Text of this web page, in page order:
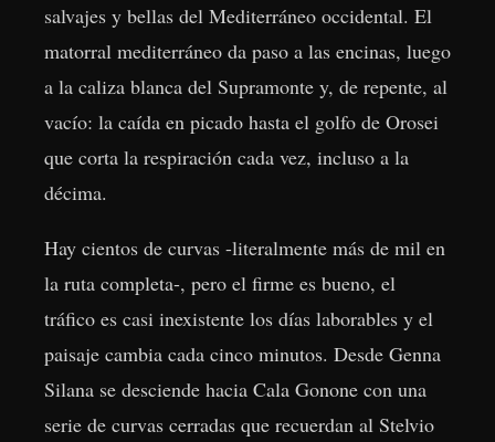
salvajes y bellas del Mediterráneo occidental. El
matorral mediterráneo da paso a las encinas, luego
a la caliza blanca del Supramonte y, de repente, al
vacío: la caída en picado hasta el golfo de Orosei
que corta la respiración cada vez, incluso a la
décima.
Hay cientos de curvas -literalmente más de mil en
la ruta completa-, pero el firme es bueno, el
tráfico es casi inexistente los días laborables y el
paisaje cambia cada cinco minutos. Desde Genna
Silana se desciende hacia Cala Gonone con una
serie de curvas cerradas que recuerdan al Stelvio